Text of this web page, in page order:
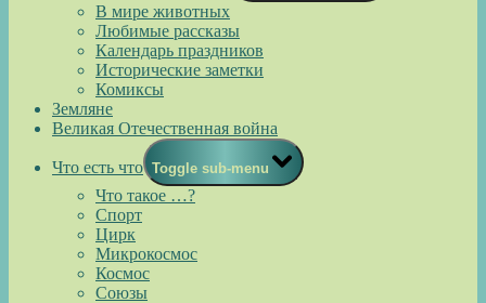
В мире животных
Любимые рассказы
Календарь праздников
Исторические заметки
Комиксы
Земляне
Великая Отечественная война
Что есть что Toggle sub-menu
Что такое …?
Спорт
Цирк
Микрокосмос
Космос
Союзы